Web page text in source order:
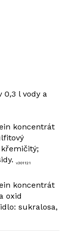
0,3 l vody a
koncentrát
v301121
koncentrát
oxid
sukralosa,